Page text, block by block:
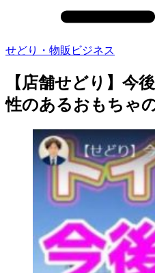
せどり・物販ビジネス
【店舗せどり】今
性のあるおもちゃ